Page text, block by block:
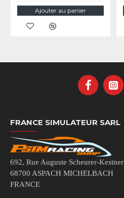
Ajouter au panier
FRANCE SIMULATEUR SARL
692, Rue Auguste Scheurer-Kestner
68700 ASPACH MICHELBACH
FRANCE